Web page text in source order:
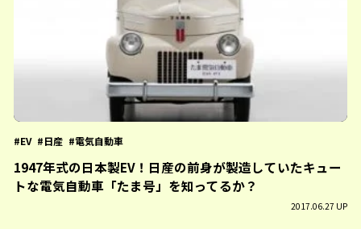
EV 日産 電気自動車
1947年式の日本製EV！日産の前身が製造していたキュー
トな電気自動車「たま号」を知ってるか？
2017.06.27 UP